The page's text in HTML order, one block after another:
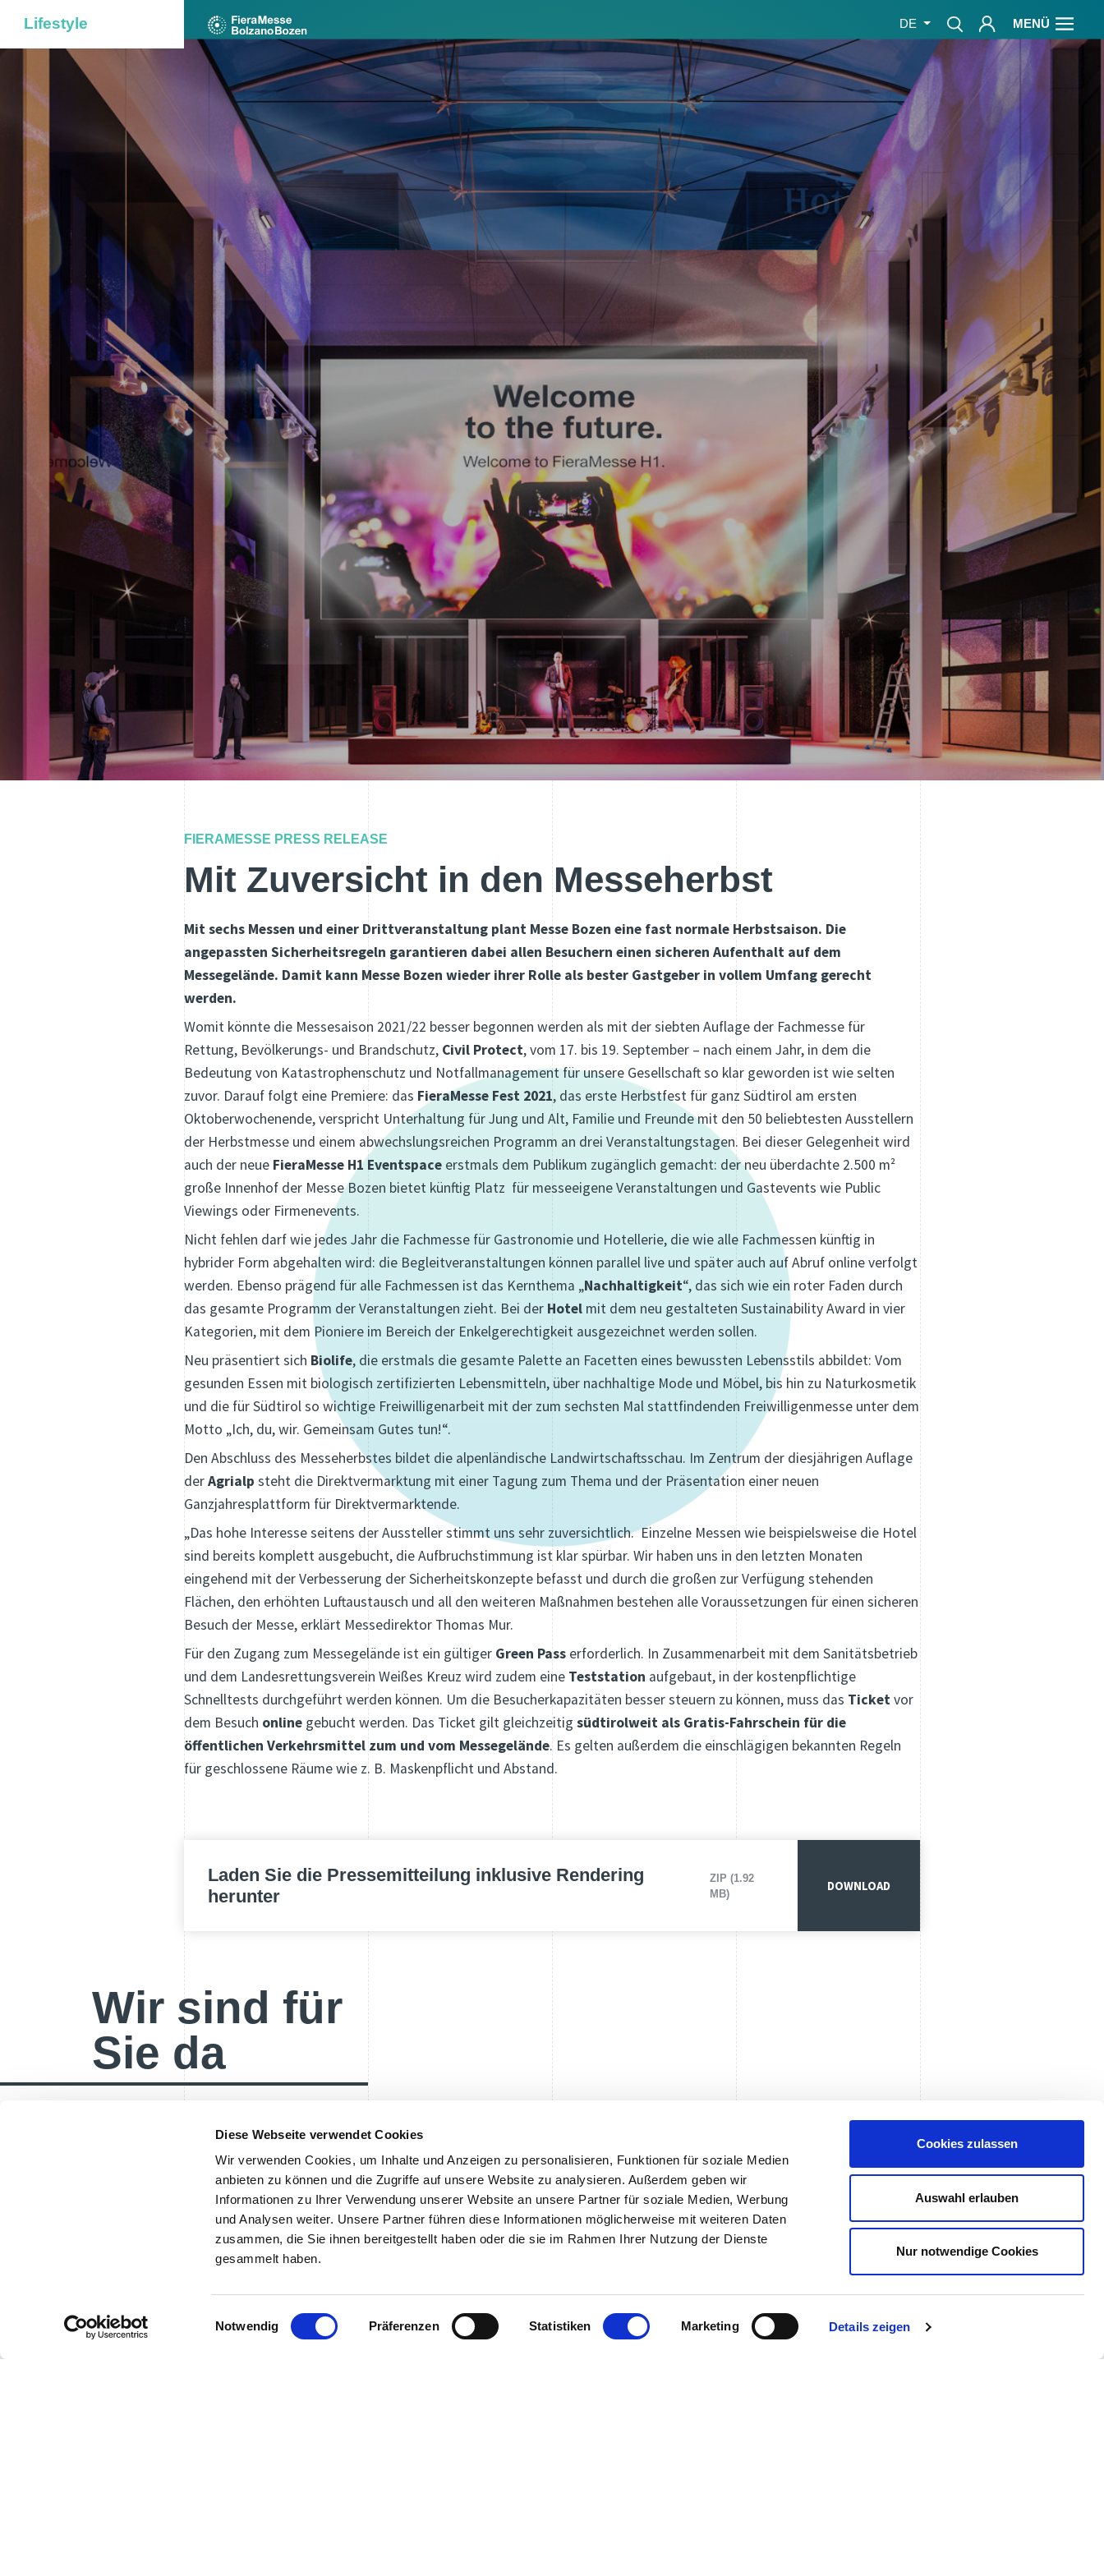
Diese Webseite verwendet Cookies
Wir verwenden Cookies, um Inhalte und Anzeigen zu personalisieren, Funktionen für soziale Medien
anbieten zu können und die Zugriffe auf unsere Website zu analysieren. Außerdem geben wir
Informationen zu Ihrer Verwendung unserer Website an unsere Partner für soziale Medien, Werbung
und Analysen weiter. Unsere Partner führen diese Informationen möglicherweise mit weiteren Daten
zusammen, die Sie ihnen bereitgestellt haben oder die sie im Rahmen Ihrer Nutzung der Dienste
gesammelt haben.
Einwilligungsauswahl
Notwendig Präferenzen Statistiken Marketing Details zeigen
Cookies zulassen
Auswahl erlauben
Nur notwendige Cookies
Lifestyle DE MENÜ
FIERAMESSE PRESS RELEASE
Mit Zuversicht in den Messeherbst
Mit sechs Messen und einer Drittveranstaltung plant Messe Bozen eine fast normale Herbstsaison. Die
angepassten Sicherheitsregeln garantieren dabei allen Besuchern einen sicheren Aufenthalt auf dem
Messegelände. Damit kann Messe Bozen wieder ihrer Rolle als bester Gastgeber in vollem Umfang gerecht
werden.
Womit könnte die Messesaison 2021/22 besser begonnen werden als mit der siebten Auflage der Fachmesse für
Rettung, Bevölkerungs- und Brandschutz, Civil Protect, vom 17. bis 19. September – nach einem Jahr, in dem die
Bedeutung von Katastrophenschutz und Notfallmanagement für unsere Gesellschaft so klar geworden ist wie selten
zuvor. Darauf folgt eine Premiere: das FieraMesse Fest 2021, das erste Herbstfest für ganz Südtirol am ersten
Oktoberwochenende, verspricht Unterhaltung für Jung und Alt, Familie und Freunde mit den 50 beliebtesten Ausstellern
der Herbstmesse und einem abwechslungsreichen Programm an drei Veranstaltungstagen. Bei dieser Gelegenheit wird
auch der neue FieraMesse H1 Eventspace erstmals dem Publikum zugänglich gemacht: der neu überdachte 2.500 m²
große Innenhof der Messe Bozen bietet künftig Platz für messeeigene Veranstaltungen und Gastevents wie Public
Viewings oder Firmenevents.
Nicht fehlen darf wie jedes Jahr die Fachmesse für Gastronomie und Hotellerie, die wie alle Fachmessen künftig in
hybrider Form abgehalten wird: die Begleitveranstaltungen können parallel live und später auch auf Abruf online verfolgt
werden. Ebenso prägend für alle Fachmessen ist das Kernthema „Nachhaltigkeit“, das sich wie ein roter Faden durch
das gesamte Programm der Veranstaltungen zieht. Bei der Hotel mit dem neu gestalteten Sustainability Award in vier
Kategorien, mit dem Pioniere im Bereich der Enkelgerechtigkeit ausgezeichnet werden sollen.
Neu präsentiert sich Biolife, die erstmals die gesamte Palette an Facetten eines bewussten Lebensstils abbildet: Vom
gesunden Essen mit biologisch zertifizierten Lebensmitteln, über nachhaltige Mode und Möbel, bis hin zu Naturkosmetik
und die für Südtirol so wichtige Freiwilligenarbeit mit der zum sechsten Mal stattfindenden Freiwilligenmesse unter dem
Motto „Ich, du, wir. Gemeinsam Gutes tun!“.
Den Abschluss des Messeherbstes bildet die alpenländische Landwirtschaftsschau. Im Zentrum der diesjährigen Auflage
derAgrialp steht die Direktvermarktung mit einer Tagung zum Thema und der Präsentation einer neuen
Ganzjahresplattform für Direktvermarktende.
„Das hohe Interesse seitens der Aussteller stimmt uns sehr zuversichtlich. Einzelne Messen wie beispielsweise die Hotel
sind bereits komplett ausgebucht, die Aufbruchstimmung ist klar spürbar. Wir haben uns in den letzten Monaten
eingehend mit der Verbesserung der Sicherheitskonzepte befasst und durch die großen zur Verfügung stehenden
Flächen, den erhöhten Luftaustausch und all den weiteren Maßnahmen bestehen alle Voraussetzungen für einen sicheren
Besuch der Messe, erklärt Messedirektor Thomas Mur.
Für den Zugang zum Messegelände ist ein gültiger Green Pass erforderlich. In Zusammenarbeit mit dem Sanitätsbetrieb
und dem Landesrettungsverein Weißes Kreuz wird zudem eine Teststation aufgebaut, in der kostenpflichtige
Schnelltests durchgeführt werden können. Um die Besucherkapazitäten besser steuern zu können, muss das Ticketvor
dem Besuch online gebucht werden. Das Ticket gilt gleichzeitig südtirolweit als Gratis-Fahrschein für die
öffentlichen Verkehrsmittel zum und vom Messegelände. Es gelten außerdem die einschlägigen bekannten Regeln
für geschlossene Räume wie z. B. Maskenpflicht und Abstand.
Laden Sie die Pressemitteilung inklusive Rendering
herunter
ZIP (1.92
MB)
DOWNLOAD
Wir sind für
Sie da
Keine Kontakte gefunden!
DE IT